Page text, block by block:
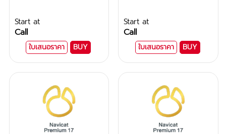
Start at
Call
ใบเสนอราคา BUY
Start at
Call
ใบเสนอราคา BUY